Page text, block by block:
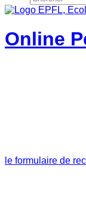
Online
le formulaire de